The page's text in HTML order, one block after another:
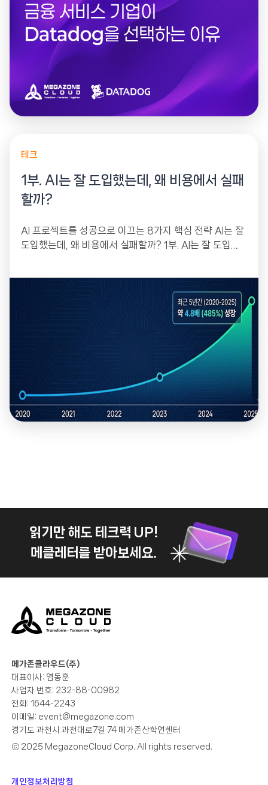
테크
1부. AI는 잘 도입했는데, 왜 비용에서 실패
할까?
AI 프로젝트를 성공으로 이끄는 8가지 핵심 전략 AI는 잘
도입했는데, 왜 비용에서 실패할까? 1부. AI는 잘 도입했
읽기만 해도 테크력 UP!
메클레터를 받아보세요.
메가존클라우드(주)
대표이사: 염동훈
사업자 번호: 232-88-00982
전화: 1644-2243
이메일: event@megazone.com
경기도 과천시 과천대로7길 74 메가존산학연센터
ⓒ 2025 MegazoneCloud Corp. All rights reserved.
개인정보처리방침